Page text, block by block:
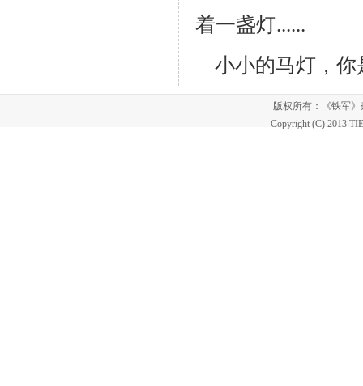
着一盏灯......
小小的马灯，你
版权所有：《铁军
Copyright (C) 2013